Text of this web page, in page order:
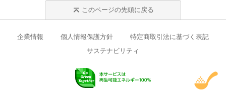
このページの先頭に戻る
企業情報 個人情報保護方針
特定商取引法に基づく表記
サステナビリティ